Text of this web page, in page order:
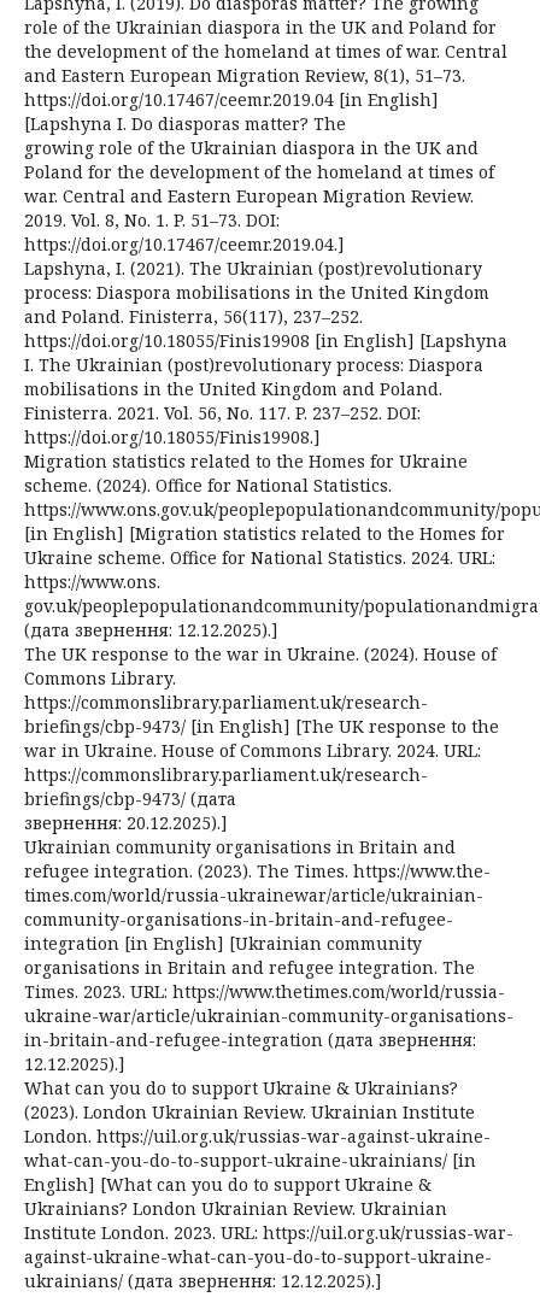
role of the Ukrainian diaspora in the UK and Poland for
the development of the homeland at times of war. Central
and Eastern European Migration Review, 8(1), 51–73.
https://doi.org/10.17467/ceemr.2019.04 [in English]
[Lapshyna I. Do diasporas matter? The
growing role of the Ukrainian diaspora in the UK and
Poland for the development of the homeland at times of
war. Central and Eastern European Migration Review.
2019. Vol. 8, No. 1. P. 51–73. DOI:
https://doi.org/10.17467/ceemr.2019.04.]
Lapshyna, I. (2021). The Ukrainian (post)revolutionary
process: Diaspora mobilisations in the United Kingdom
and Poland. Finisterra, 56(117), 237–252.
https://doi.org/10.18055/Finis19908 [in English] [Lapshyna
I. The Ukrainian (post)revolutionary process: Diaspora
mobilisations in the United Kingdom and Poland.
Finisterra. 2021. Vol. 56, No. 117. P. 237–252. DOI:
https://doi.org/10.18055/Finis19908.]
Migration statistics related to the Homes for Ukraine
scheme. (2024). Office for National Statistics.
https://www.ons.gov.uk/peoplepopulationandcommunity/
[in English] [Migration statistics related to the Homes for
Ukraine scheme. Office for National Statistics. 2024. URL:
https://www.ons.
gov.uk/peoplepopulationandcommunity/
(дата звернення: 12.12.2025).]
The UK response to the war in Ukraine. (2024). House of
Commons Library.
https://commonslibrary.parliament.uk/research-
briefings/cbp-9473/ [in English] [The UK response to the
war in Ukraine. House of Commons Library. 2024. URL:
https://commonslibrary.parliament.uk/research-
briefings/cbp-9473/ (дата
звернення: 20.12.2025).]
Ukrainian community organisations in Britain and
refugee integration. (2023). The Times. https://www.the-
times.com/world/russia-ukrainewar/article/ukrainian-
community-organisations-in-britain-and-refugee-
integration [in English] [Ukrainian community
organisations in Britain and refugee integration. The
Times. 2023. URL: https://www.thetimes.com/world/russia-
ukraine-war/article/ukrainian-community-organisations-
in-britain-and-refugee-integration (дата звернення:
12.12.2025).]
What can you do to support Ukraine & Ukrainians?
(2023). London Ukrainian Review. Ukrainian Institute
London. https://uil.org.uk/russias-war-against-ukraine-
what-can-you-do-to-support-ukraine-ukrainians/ [in
English] [What can you do to support Ukraine &
Ukrainians? London Ukrainian Review. Ukrainian
Institute London. 2023. URL: https://uil.org.uk/russias-war-
against-ukraine-what-can-you-do-to-support-ukraine-
ukrainians/ (дата звернення: 12.12.2025).]